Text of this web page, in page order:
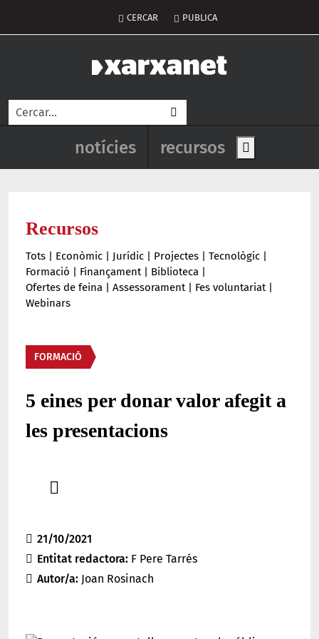
Menú del compte d'usuari
CERCAR PUBLICA
Cerca
Navegació principal de
notícies recursos Show main
Recursos
Tots | Econòmic | Jurídic | Projectes | Tecnològic |
Formació | Finançament | Biblioteca |
Ofertes de feina | Assessorament | Fes voluntariat |
Webinars
Àmbit
FORMACIÓ
5 eines per donar valor afegit a
les presentacions
21/10/2021
Entitat redactora F Pere Tarrés
Autor/a Joan Rosinach